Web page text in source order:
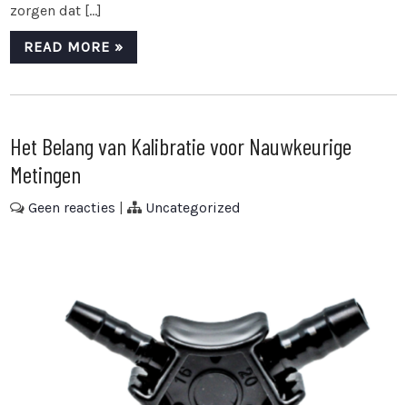
zorgen dat […]
READ MORE »
Het Belang van Kalibratie voor Nauwkeurige
Metingen
Geen reacties | Uncategorized